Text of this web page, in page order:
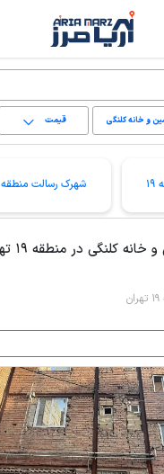
و خانه کلنگی قیمت
شهرک رسالت منطقه 19
کلنگی در منطقه 19 تهران